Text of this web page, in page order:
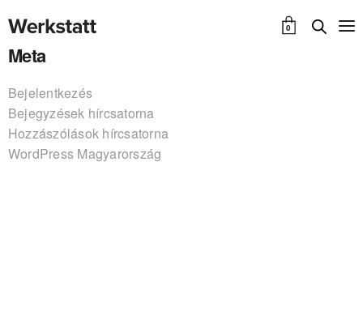
0
Meta
Bejelentkezés
Bejegyzések hírcsatorna
Hozzászólások hírcsatorna
WordPress Magyarország